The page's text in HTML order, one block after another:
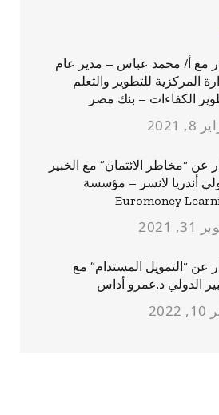
مع أ/ محمد عباس – مدير عام
المركزية للتطوير والتعلم
الكفاءات – بنك مصر
2021
عن “مخاطر الائتمان” مع الخبير
أندريا لانسر – مؤسسة
Euromoney
2021
عن “التمويل المستدام” مع
الدولي د.عمرو أداس